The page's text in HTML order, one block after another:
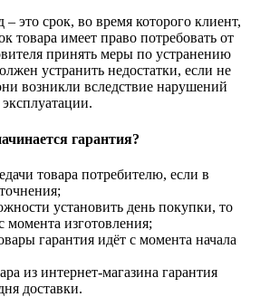
это срок, во время которого клиент,
товара имеет право потребовать от
принять меры по устранению
устранить недостатки, если не
возникли вследствие нарушений
гарантия?
товара потребителю, если в
установить день покупки, то
момента изготовления;
гарантия идёт с момента начала
из интернет-магазина гарантия
доставки.